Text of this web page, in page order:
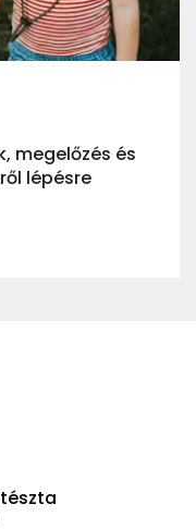
megelőzés és
lépésre